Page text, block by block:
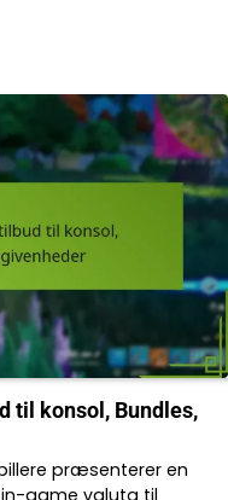
til konsol, Bundles,
præsenterer en